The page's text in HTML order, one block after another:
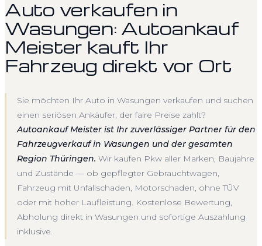
Auto verkaufen in
Wasungen: Autoankauf
Meister kauft Ihr
Fahrzeug direkt vor Ort
Sie möchten Ihr Auto in Wasungen verkaufen und suchen
einen seriösen Ankäufer, der faire Preise zahlt?
Autoankauf Meister ist Ihr zuverlässiger Partner für den
Fahrzeugverkauf in Wasungen und der gesamten
Region Thüringen. Wir kaufen Pkw aller Marken, Baujahre
und Zustände — ob gepflegter Gebrauchtwagen,
Fahrzeug mit Unfallschaden, Motorschaden, ohne TÜV
oder mit hoher Laufleistung. Kostenlose Bewertung,
Abholung direkt in Wasungen und sofortige Auszahlung
inklusive.